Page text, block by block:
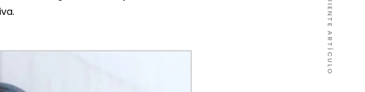
SIGUIENTE ARTÍCULO